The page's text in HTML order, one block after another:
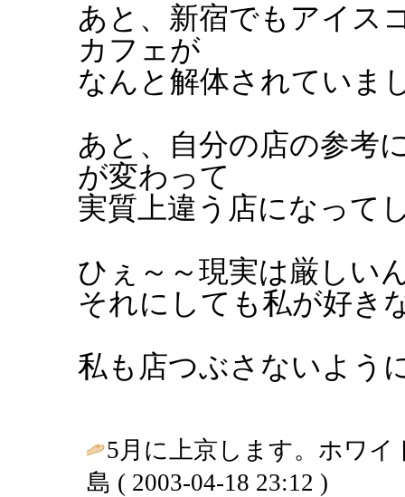
あと、新宿でもアイス
カフェが
なんと解体されていま
あと、自分の店の参考
が変わって
実質上違う店になって
ひぇ～～現実は厳しい
それにしても私が好き
私も店つぶさないよう
5月に上京します。ホワ
島 ( 2003-04-18 23:12 )